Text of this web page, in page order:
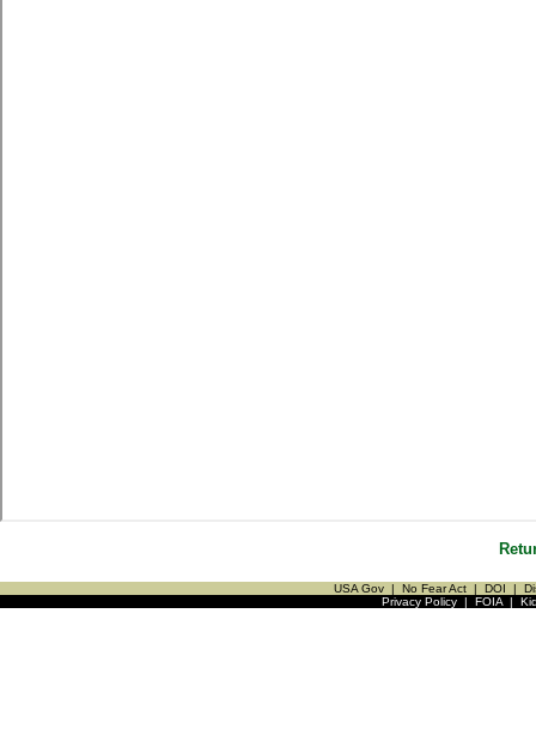
USA Gov | No Fear Act | DOI |
Privacy Policy| FOIA|